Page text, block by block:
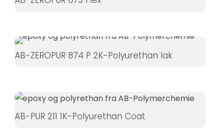
AB-ZEROPUR 874 P 2K-Polyurethan lak
AB-PUR 211 1K-Polyurethan Coat
tilpasset
indhold og